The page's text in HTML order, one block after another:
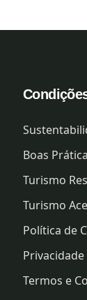
Boas
Turismo
Turismo
Política de
Privacidade
Termos e